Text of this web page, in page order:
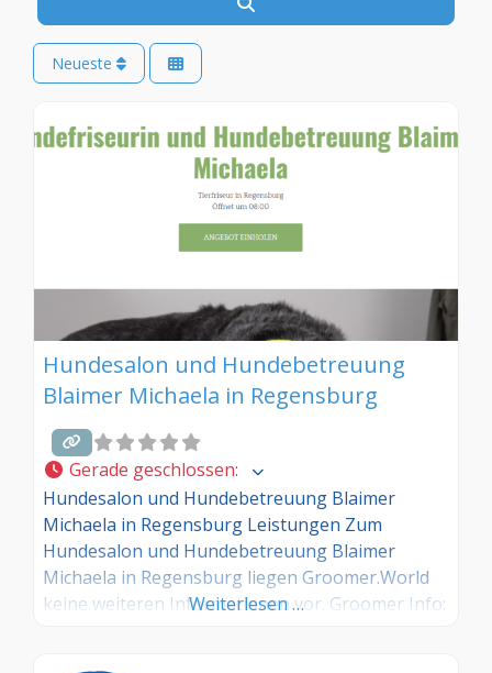
Neueste
Hundesalon und Hundebetreuung
Blaimer Michaela in Regensburg
Gerade geschlossen:
Hundesalon und Hundebetreuung Blaimer
Michaela in Regensburg Leistungen Zum
Hundesalon und Hundebetreuung Blaimer
Michaela in Regensburg liegen Groomer.World
keine weiteren Informationen vor. Groomer Info:
Weiterlesen …